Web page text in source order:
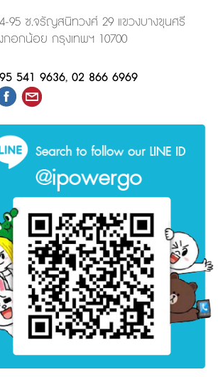
95 ซ.จรัญสนิทวงศ์ 29 แขวงบางขุนศรี
กอกน้อย กรุงเทพฯ 10700
541 9636, 02 866 6969